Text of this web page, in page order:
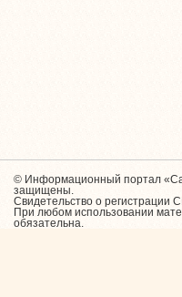
© Информационный портал
защищены.
Свидетельство о
При любом использовании
обязательна.